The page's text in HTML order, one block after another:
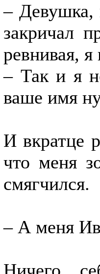
– Девушка,
закричал
ревнивая,
– Так и я
ваше имя
И вкратце
что меня
смягчился.
– А меня